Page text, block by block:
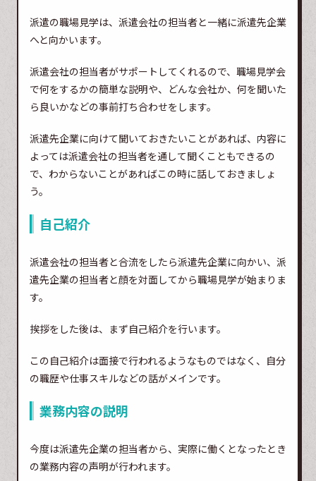
派遣の職場見学は、派遣会社の担当者と一緒に派遣先企業
へと向かいます。
派遣会社の担当者がサポートしてくれるので、職場見学会
で何をするかの簡単な説明や、どんな会社か、何を聞いた
ら良いかなどの事前打ち合わせをします。
派遣先企業に向けて聞いておきたいことがあれば、内容に
よっては派遣会社の担当者を通して聞くこともできるの
で、わからないことがあればこの時に話しておきましょ
う。
自己紹介
派遣会社の担当者と合流をしたら派遣先企業に向かい、派
遣先企業の担当者と顔を対面してから職場見学が始まりま
す。
挨拶をした後は、まず自己紹介を行います。
この自己紹介は面接で行われるようなものではなく、自分
の職歴や仕事スキルなどの話がメインです。
業務内容の説明
今度は派遣先企業の担当者から、実際に働くとなったとき
の業務内容の声明が行われます。